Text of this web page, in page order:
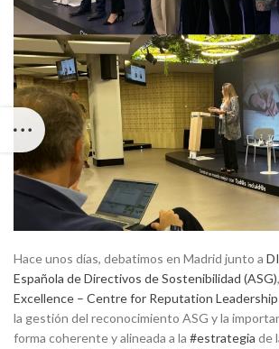
Hace unos días, debatimos en Madrid junto a
Española de Directivos de Sostenibilidad (ASG),
Excellence – Centre for Reputation Leadership
la gestión del reconocimiento ASG y la
forma coherente y alineada a la #estrategia de